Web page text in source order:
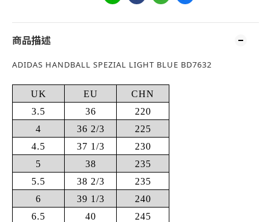
商品描述
ADIDAS HANDBALL SPEZIAL LIGHT BLUE BD7632
UK EU
CHN
3.5
36
220
4
36 2/3
225
4.5
37 1/3
230
5
38
235
5.5
38 2/3
235
6
39 1/3
240
6.5
40
245